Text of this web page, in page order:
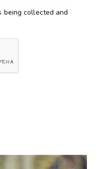
being collected and